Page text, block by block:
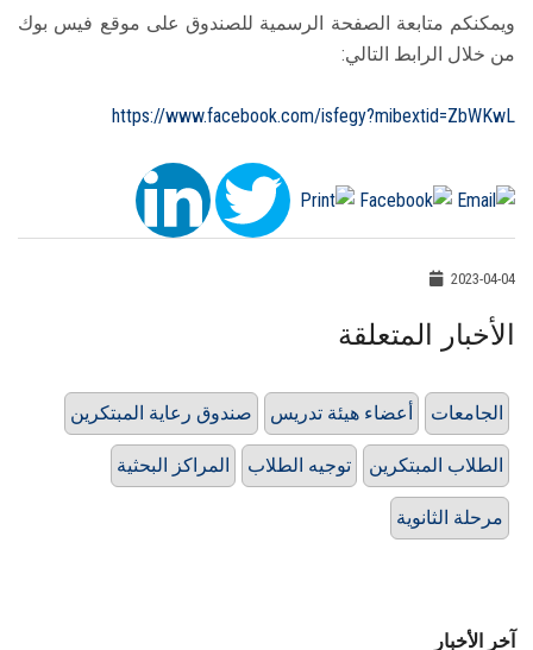
ويمكنكم متابعة الصفحة الرسمية للصندوق على موقع فيس بوك
من خلال الرابط التالي:
https://www.facebook.com/isfegy?mibextid=ZbWKwL
2023-04-04
الأخبار المتعلقة
صندوق رعاية المبتكرين أعضاء هيئة تدريس الجامعات
المراكز البحثية توجيه الطلاب الطلاب المبتكرين
مرحلة الثانوية
آخر الأخبار